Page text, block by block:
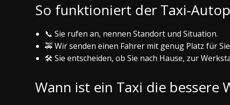
So funktioniert der Taxi-
📞 Sie rufen an, nennen Standort und Situation.
🚕 Wir senden einen Fahrer mit genug Platz für
🛠️ Sie entscheiden, ob Sie nach Hause, zur
Wann ist ein Taxi die bessere